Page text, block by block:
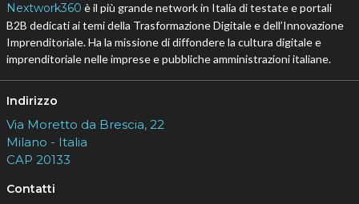
Nextwork360 è il più grande network in Italia di testate e portali
B2B dedicati ai temi della Trasformazione Digitale e dell’Innovazione
Imprenditoriale. Ha la missione di diffondere la cultura digitale e
imprenditoriale nelle imprese e pubbliche amministrazioni italiane.
Indirizzo
Via Moretto da Brescia, 22
Milano - Italia
CAP 20133
Contatti